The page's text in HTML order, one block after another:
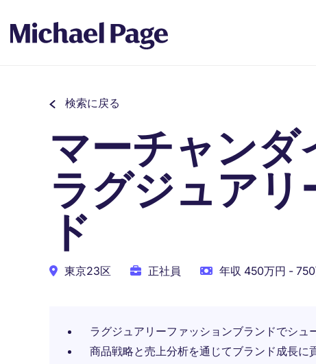
検索に戻る
マーチャンダ
ラグジュア
ド
東京23区 正社員 年収 450万円 -
ラグジュアリーファッションブランドでシュ
商品戦略と売上分析を通じてブランド成長に